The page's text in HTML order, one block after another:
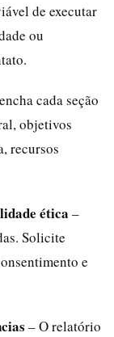
de executar
ou
cada seção
objetivos
recursos
ética –
Solicite
e
– O relatório